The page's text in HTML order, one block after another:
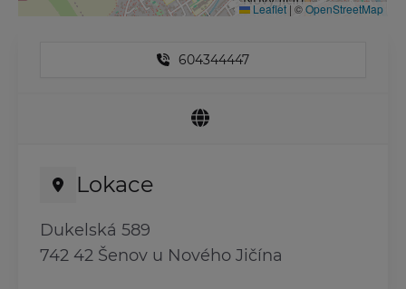
604344447
Lokace
Dukelská 589
742 42 Šenov u Nového Jičína
Leaflet | ©OpenStreetMap